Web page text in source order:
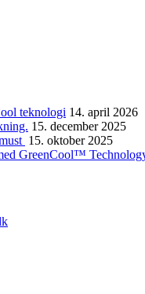
teknologi 14. april 2026
15. december 2025
15. oktober 2025
GreenCool™